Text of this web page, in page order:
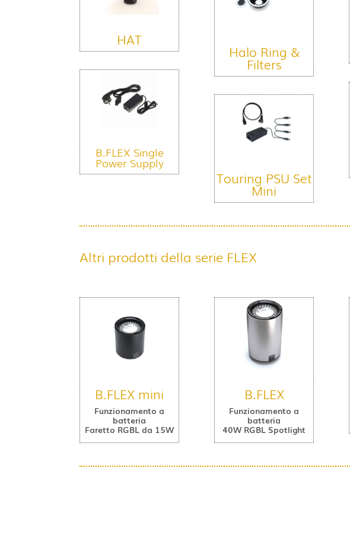
HAT
B.FLEX Single
Power Supply
Halo Ring &
Filters
Touring PSU Set
Mini
Altri prodotti della serie FLEX
B.FLEX mini
Funzionamento a
batteria
Faretto RGBL da 15W
B.FLEX
Funzionamento a
batteria
40W RGBL Spotlight